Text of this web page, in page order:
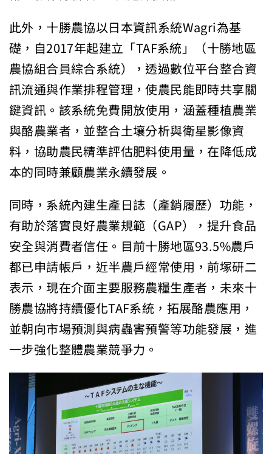
此外，十勝農協以日本資訊系統Wagri為基
礎，自2017年起建立「TAF系統」（十勝地區
農協組合員綜合系統），透過數位平台整合資
訊流通與作業排程管理，使農民能即時共享關
鍵資訊。該系統免費開放使用，涵蓋種植農業
與酪農業者，並整合土壤分析與衛星影像資
料，協助農民精準評估肥料使用量，在降低成
本的同時兼顧農業永續發展。
同時，系統內建生產日誌（產銷履歷）功能，
有助於落實良好農業規範（GAP），提升食品
安全與消費者信任。目前十勝地區93.5%農戶
都已申請帳戶，近半農戶經常使用，前塚研二
表示，現在介面主要服務農糧生產者，未來十
勝農協將持續優化TAF系統，拓展酪農應用，
並朝向市場預測與病蟲害預警等功能發展，進
一步強化整體農業競爭力。